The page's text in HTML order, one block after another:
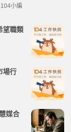
小編
望職類
場行
媒合